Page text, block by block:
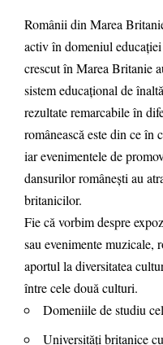
Românii din Marea
activ în domeniul
crescut în Marea Britanie
sistem educațional de
rezultate remarcabile în
românească este din ce în
iar evenimentele de
dansurilor românești au
britanicilor.
Fie că vorbim despre
sau evenimente
aportul la diversitatea
între cele două culturi.
Domeniile de studiu
Universități britanice